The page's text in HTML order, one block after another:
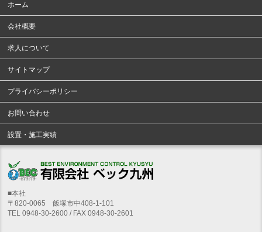
ホーム
会社概要
求人について
サイトマップ
プライバシーポリシー
お問い合わせ
設置・施工実績
■本社
〒820-0065 飯塚市中408-1-101
TEL 0948-30-2600 / FAX 0948-30-2601